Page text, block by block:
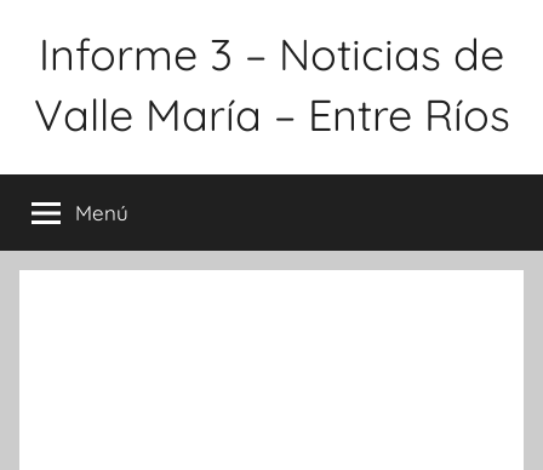
Informe 3 – Noticias de
Valle María – Entre Ríos
Menú